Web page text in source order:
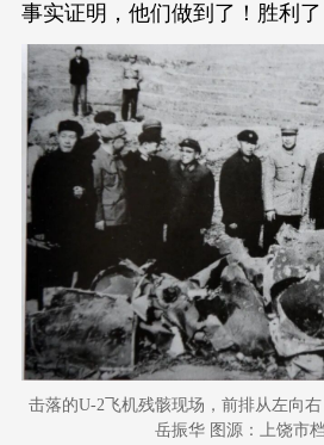
事实证明，他们做到了！胜利了
击落的U-2飞机残骸现场，前排从左向右
岳振华 图源：上饶市